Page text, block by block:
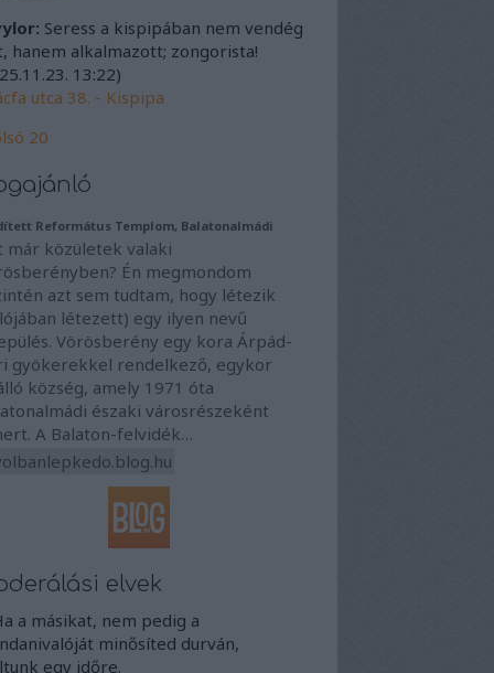
Seress a kispipában nem vendég
hanem alkalmazott; zongorista!
13:22)
utca 38. - Kispipa
20
Református Templom, Balatonalmádi
már közületek valaki
Én megmondom
azt sem tudtam, hogy létezik
létezett) egy ilyen nevű
Vörösberény egy kora Árpád-
gyökerekkel rendelkező, egykor
község, amely 1971 óta
északi városrészeként
A Balaton-felvidék…
elvek
a másikat, nem pedig a
minősíted durván,
egy időre.